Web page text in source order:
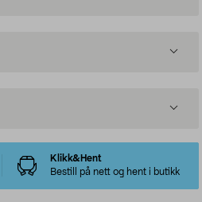
Klikk&Hent
Bestill på nett og hent i butikk